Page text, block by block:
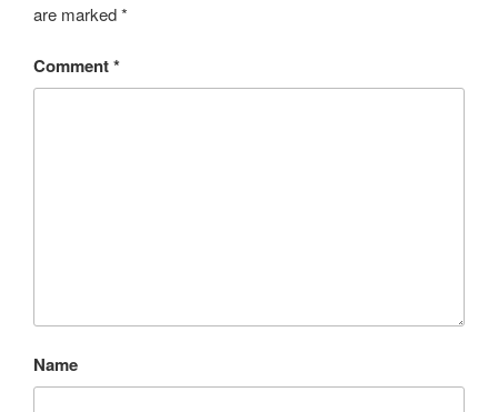
are marked*
Comment*
Name